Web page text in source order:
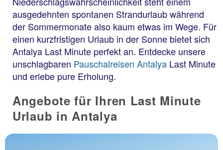
ausgedehnten spontanen Strandurlaub während
der Sommermonate also kaum etwas im Wege. Für
einen kurzfristigen Urlaub in der Sonne bietet sich
Antalya Last Minute perfekt an. Entdecke unsere
unschlagbaren Pauschalreisen Antalya Last Minute
und erlebe pure Erholung.
Angebote für Ihren Last Minute
Urlaub in Antalya